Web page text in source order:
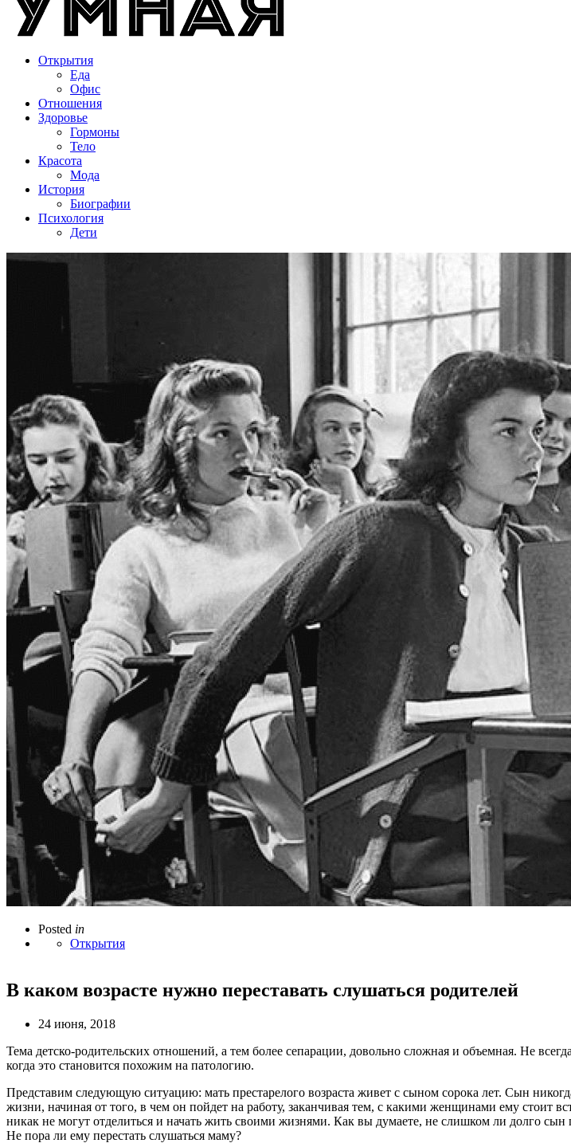
Открытия
Еда
Офис
Отношения
Здоровье
Гормоны
Тело
Красота
Мода
История
Биографии
Психология
Дети
Posted in
Открытия
В каком возрасте нужно переставать слушаться родителей
24 июня, 2018
Тема детско-родительских отношений, а тем более сепарации, довольно сложная и объемная. Не
когда это становится похожим на патологию.
Представим следующую ситуацию: мать престарелого возраста живет с сыном сорока лет. Сын
жизни, начиная от того, в чем он пойдет на работу, заканчивая тем, с какими женщинами ему стоит
никак не могут отделиться и начать жить своими жизнями. Как вы думаете, не слишком ли долго
Не пора ли ему перестать слушаться маму?